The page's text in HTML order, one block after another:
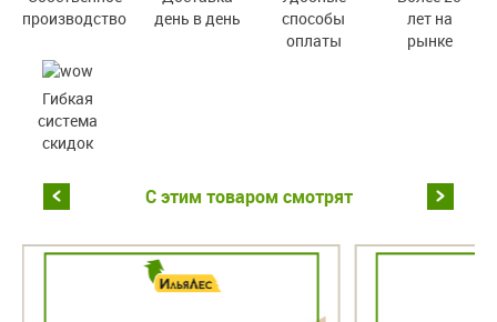
производство
день в день
способы
оплаты
лет на
рынке
Гибкая
система
скидок
С этим товаром смотрят